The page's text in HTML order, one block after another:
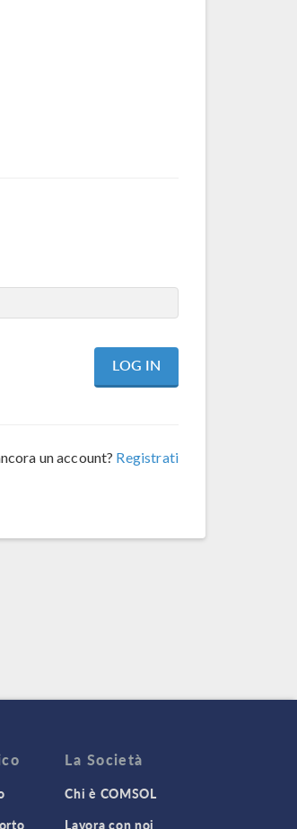
un account? Registrati
La Società
Chi è COMSOL
Lavora con noi